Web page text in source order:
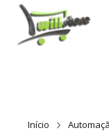
Início